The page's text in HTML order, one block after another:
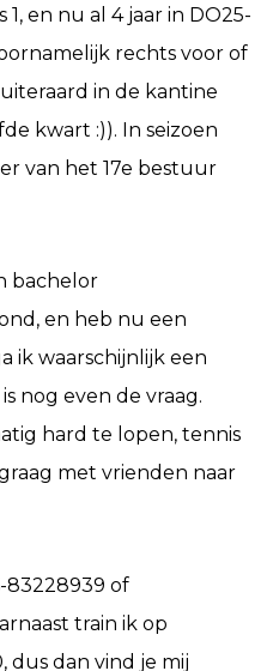
1, en nu al 4 jaar in DO25-
rechts voor of
in de kantine
kwart :)). In seizoen
van het 17e bestuur
bachelor
en heb nu een
ik waarschijnlijk een
nog even de vraag.
hard te lopen, tennis
met vrienden naar
83228939 of
train ik op
dus dan vind je mij